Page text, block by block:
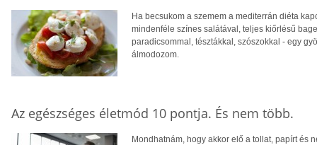
Ha becsukom a szemem a mediterrán diéta
mindenféle színes salátával, teljes kiőrlésű
paradicsommal, tésztákkal, szószokkal - egy
álmodozom.
Az egészséges életmód 10 pontja. És nem több.
Mondhatnám, hogy akkor elő a tollat, papírt és